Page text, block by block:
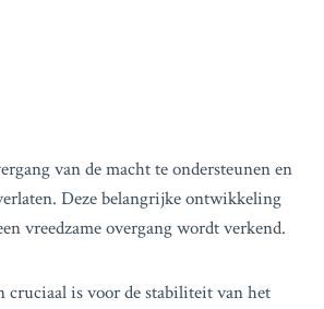
van de macht te ondersteunen en
Deze belangrijke ontwikkeling
vreedzame overgang wordt verkend.
cruciaal is voor de stabiliteit van het